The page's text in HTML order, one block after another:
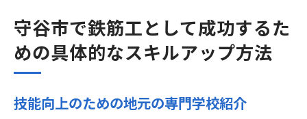
守谷市で鉄筋工として成功するた
めの具体的なスキルアップ方法
技能向上のための地元の専門学校紹介